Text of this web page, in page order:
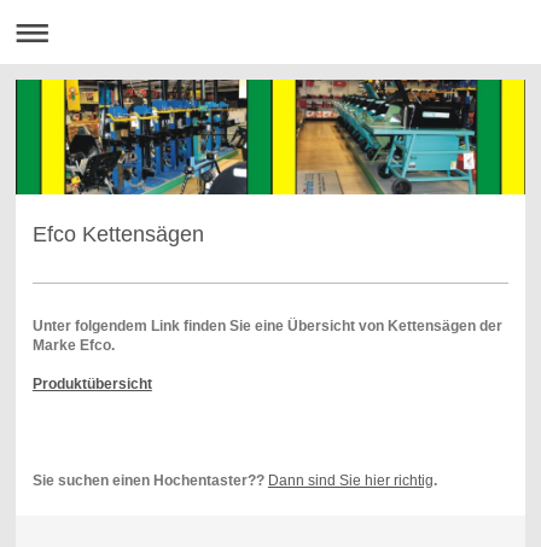
Efco Kettensägen
Unter folgendem Link finden Sie eine Übersicht von Kettensägen der
Marke Efco.
Produktübersicht
Sie suchen einen Hochentaster?? Dann sind Sie hier richtig.